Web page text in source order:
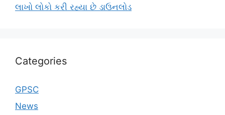
લાખો લોકો કરી રહ્યા છે ડાઉનલોડ
Categories
GPSC
News